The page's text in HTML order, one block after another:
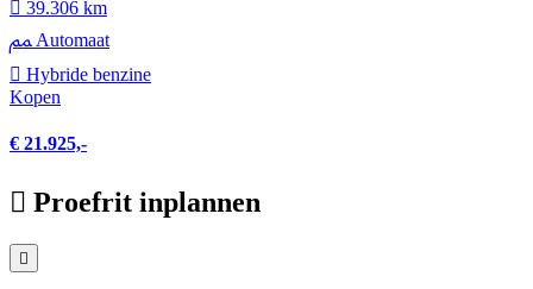
39.306 km
Automaat
Hybride benzine
Kopen
€ 21.925,-
Proefrit inplannen